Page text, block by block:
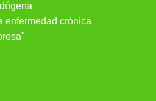
enfermedad crónica